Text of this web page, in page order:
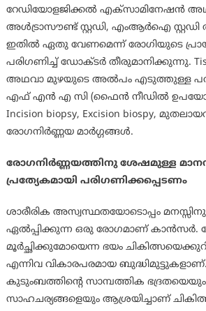
റേഡിയോളജിക്കല്‍ എക്‌സാമിനേഷന്‍
അള്‍ട്രാസൗണ്ട് സ്റ്റഡി, എംആര്‍ഐ സ്റ്റഡി
ഇതില്‍ ഏതു വേണമെന്ന് രോഗിയുടെ
പരിഗണിച്ച് ഡോക്ടര്‍ തീരുമാനിക്കുന്നു.
അഥവാ മുഴയുടെ അല്‍പം എടുത്തുള്ള
എഫ് എന്‍ എ സി (ഫൈന്‍ നീഡില്‍
Incision biopsy, Excision biospy,
രോഗനിര്‍ണ്ണയ മാര്‍ഗ്ഗങ്ങള്‍.
രോഗനിര്‍ണ്ണയത്തിനു ശേഷമുള്ള
പ്രത്യേകമായി പരിഗണിക്കപ്പെടണം
ശാരീരിക അസ്വസ്ഥതയോടൊപ്പം
ഏല്‍പ്പിക്കുന്ന ഒരു രോഗമാണ് കാന്‍സര്‍.
മൂര്‍ച്ഛിക്കുമോയെന്ന ഭയം
എന്നിവ വികാരപരമായ
കുടുംബത്തിന്റെ സാമ്പത്തിക
സാഹചര്യങ്ങളെയും ആശ്രയിച്ചാണ്